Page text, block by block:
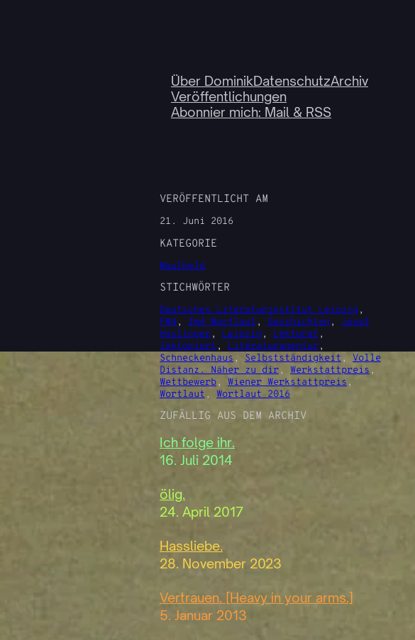
Über DominikDatenschutzArchiv
Veröffentlichungen
Abonnier mich: Mail & RSS
VERÖFFENTLICHT AM
21. Juni 2016
KATEGORIE
Maulheld
STICHWÖRTER
Deutsches Literaturinstitut Leipzig
FM4, fm4 Wortlaut , Geschichten , Josef
Haslinger, Leipzig , Lektorat
lektoriert , Literaturagentur
Schneckenhaus , Selbstständigkeit , Volle
Distanz. Näher zu dir, Werkstattpreis
Wettbewerb, Wiener Werkstattpreis
Wortlaut , Wortlaut 2016
ZUFÄLLIG AUS DEM ARCHIV
Ich folge ihr.
16. Juli 2014
ölig.
24. April 2017
Hassliebe.
28. November 2023
Vertrauen. [Heavy in your arms.]
5. Januar 2013